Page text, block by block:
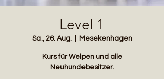
Level 1
Sa., 26. Aug.
  |
Mesekenhagen
Kurs für Welpen und alle
Neuhundebesitzer.